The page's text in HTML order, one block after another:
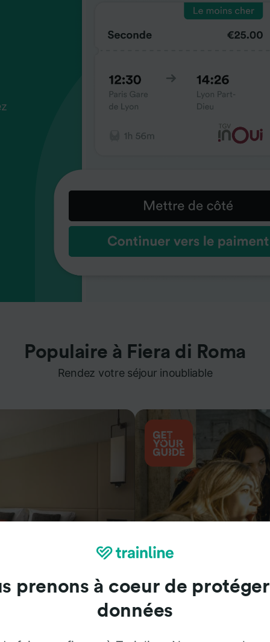
Populaire à Fiera di Roma
Rendez votre séjour inoubliable
Attractions
prenons à coeur de
données